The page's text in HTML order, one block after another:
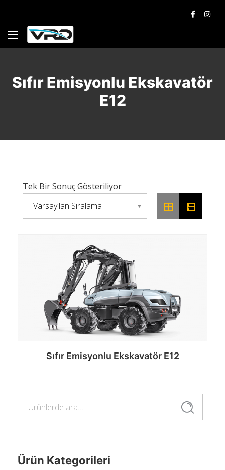
Sıfır Emisyonlu Ekskavatör
E12
Ara
Ürün Kategorileri
Tek Bir Sonuç Gösteriliyor
Sıfır Emisyonlu Ekskavatör E12